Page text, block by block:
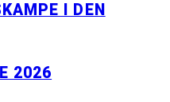
I DEN
2026